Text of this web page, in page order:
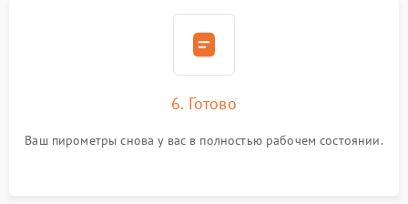
6. Готово
Ваш пирометры снова у вас в полностью рабочем состоянии.